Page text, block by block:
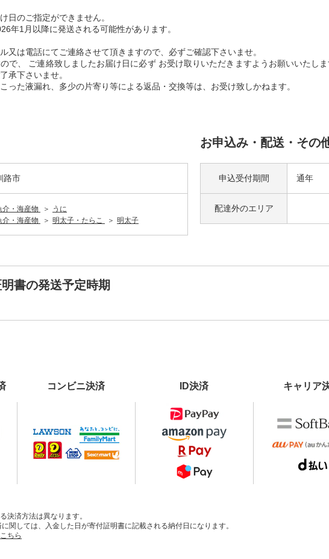
日のご指定ができません。
年1月以降に発送される可能性があります。
又は電話にてご連絡させて頂きますので、必ずご確認下さいませ。
で、 ご連絡致しましたお届け日に必ず お受け取りいただきますようお願いいたし
承下さいませ。
った液漏れ、多少の片寄り等による返品・交換等は、お受け致しかねます。
路市
介・海産物
うに
介・海産物
明太子・たらこ 明太子
お申込み・配送・その
申込受付期間 通年
配達外のエリア
書の発送予定時期
コンビニ決済 ID決済 キャリア
決済方法は異なります。
関しては、入金した日が寄付証明書に記載される納付日になります。
こちら